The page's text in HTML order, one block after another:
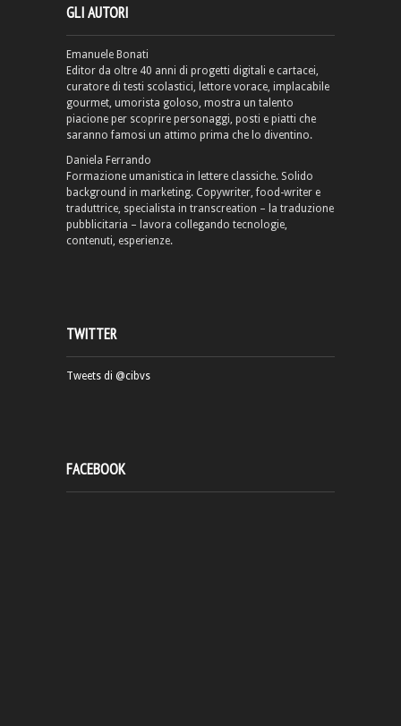
GLI AUTORI
Emanuele Bonati
Editor da oltre 40 anni di progetti digitali e cartacei,
curatore di testi scolastici, lettore vorace, implacabile
gourmet, umorista goloso, mostra un talento
piacione per scoprire personaggi, posti e piatti che
saranno famosi un attimo prima che lo diventino.
Daniela Ferrando
Formazione umanistica in lettere classiche. Solido
background in marketing. Copywriter, food-writer e
traduttrice, specialista in transcreation – la traduzione
pubblicitaria – lavora collegando tecnologie,
contenuti, esperienze.
TWITTER
Tweets di @cibvs
FACEBOOK